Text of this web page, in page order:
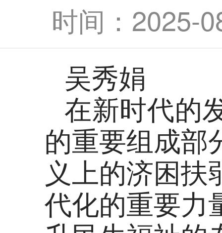
时间：2025-
吴秀娟
在新时代的
的重要组成部
义上的济困
代化的重要力